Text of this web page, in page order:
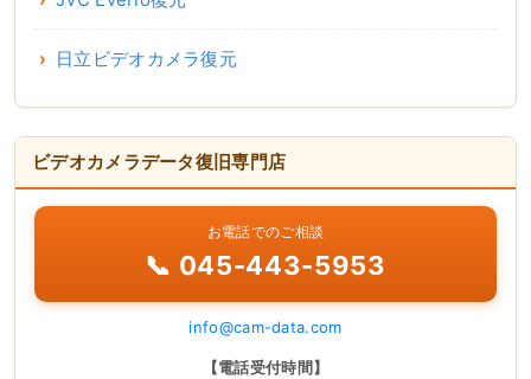
日立ビデオカメラ復元
ビデオカメラデータ復旧専門店
お電話でのご相談
📞 045-443-5953
info@cam-data.com
【電話受付時間】